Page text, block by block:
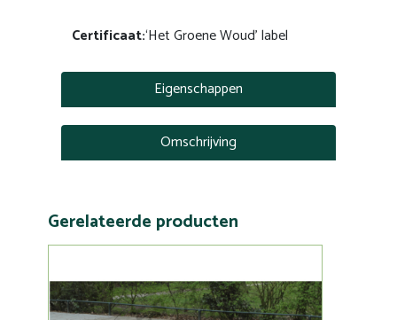
Certificaat:‘Het Groene Woud’ label
Eigenschappen
Omschrijving
Gerelateerde producten